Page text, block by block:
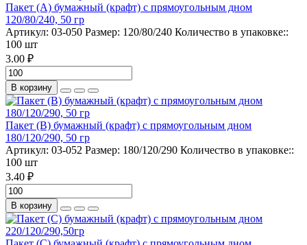
Пакет (А) бумажный (крафт) с прямоугольным дном
120/80/240, 50 гр
Артикул: 03-050 Размер: 120/80/240 Количество в упаковке::
100 шт
3.00 ₽
В корзину
Пакет (B) бумажный (крафт) с прямоугольным дном
180/120/290, 50 гр
Артикул: 03-052 Размер: 180/120/290 Количество в упаковке::
100 шт
3.40 ₽
В корзину